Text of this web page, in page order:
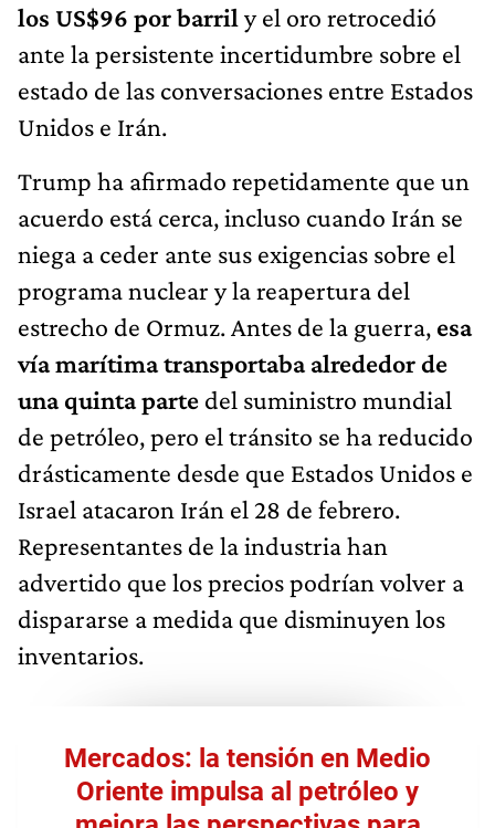
los US$96 por barril y el oro retrocedió
ante la persistente incertidumbre sobre el
estado de las conversaciones entre Estados
Unidos e Irán.
Trump ha afirmado repetidamente que un
acuerdo está cerca, incluso cuando Irán se
niega a ceder ante sus exigencias sobre el
programa nuclear y la reapertura del
estrecho de Ormuz. Antes de la guerra, esa
vía marítima transportaba alrededor de
una quinta parte del suministro mundial
de petróleo, pero el tránsito se ha reducido
drásticamente desde que Estados Unidos e
Israel atacaron Irán el 28 de febrero.
Representantes de la industria han
advertido que los precios podrían volver a
dispararse a medida que disminuyen los
inventarios.
Mercados: la tensión en Medio
Oriente impulsa al petróleo y